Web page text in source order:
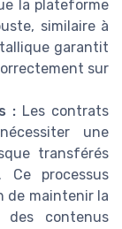
la plateforme
similaire à
garantit
sur
:Les contrats
une
transférés
processus
de maintenir la
des contenus